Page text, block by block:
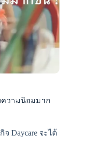
ความนิยมมาก
Daycare จะได้